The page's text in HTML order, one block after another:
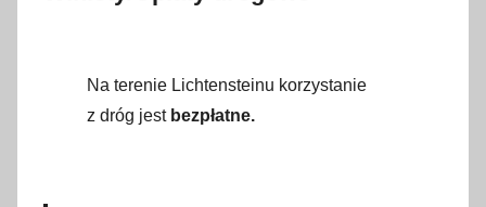
Na terenie Lichtensteinu korzystanie
z dróg jest bezpłatne.